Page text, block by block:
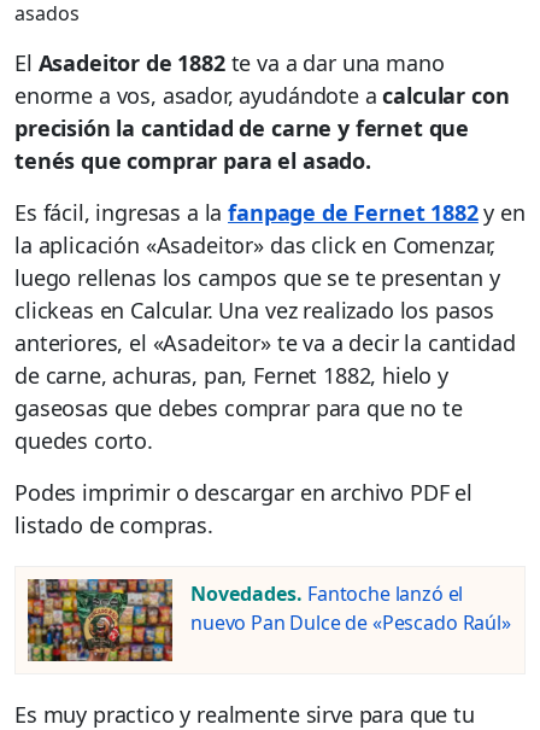
El Asadeitor de 1882te va a dar una mano
enorme a vos, asador, ayudándote acalcular con
precisión la cantidad de carne y fernet que
tenés que comprar para el asado.
Es fácil, ingresas a lafanpage de Fernet 1882y en
la aplicación «Asadeitor» das click en Comenzar,
luego rellenas los campos que se te presentan y
clickeas en Calcular. Una vez realizado los pasos
anteriores, el «Asadeitor» te va a decir la cantidad
de carne, achuras, pan, Fernet 1882, hielo y
gaseosas que debes comprar para que no te
quedes corto.
Podes imprimir o descargar en archivo PDF el
listado de compras.
Novedades. Fantoche lanzó el
nuevo Pan Dulce de «Pescado Raúl»
Es muy practico y realmente sirve para que tu